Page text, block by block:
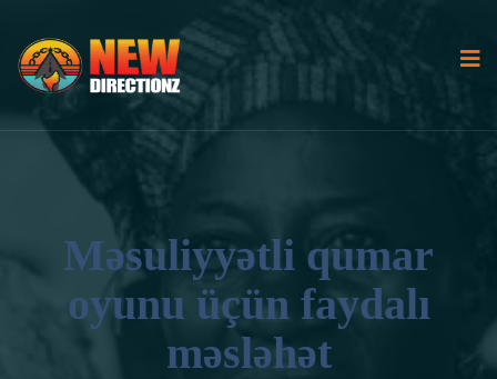
Məsuliyyətli qumar
oyunu üçün faydalı
məsləhət